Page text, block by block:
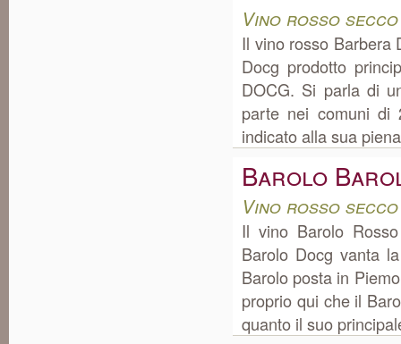
Vino rosso secco
Il vino rosso Barbera
Docg prodotto
DOCG. Si parla di
parte nei comuni di
indicato alla sua
Barolo
Vino rosso secco
Il vino Barolo
Barolo Docg vanta
Barolo posta in
proprio qui che il
quanto il suo